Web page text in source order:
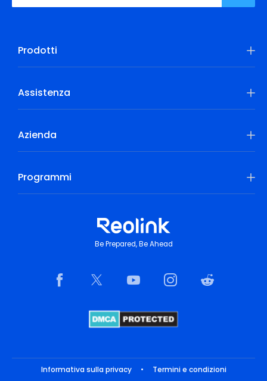
Prodotti
Assistenza
Azienda
Programmi
Be Prepared, Be Ahead
Informativa sulla privacy • Termini e condizioni